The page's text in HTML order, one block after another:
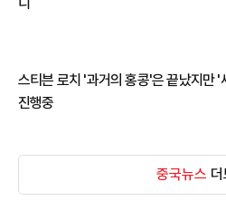
스티븐 로치 '과거의 홍콩'은 끝났지만 '
진행중
중국뉴스 더